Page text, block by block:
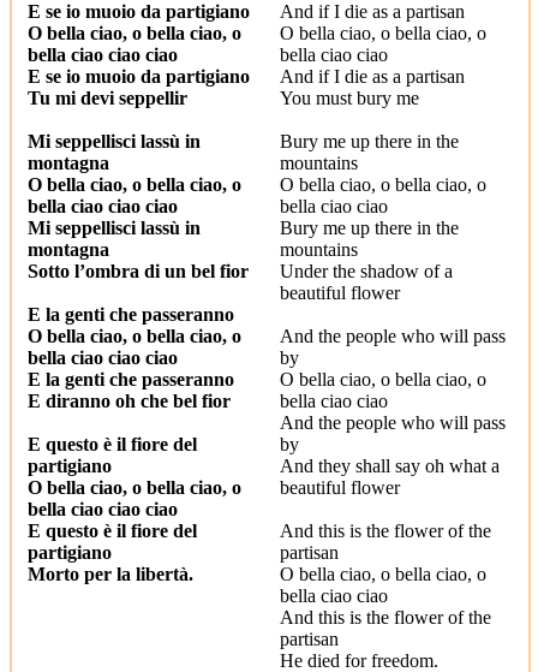
E se io muoio da partigiano
O bella ciao, o bella ciao, o
bella ciao ciao ciao
E se io muoio da partigiano
Tu mi devi seppellir
Mi seppellisci lassù in
montagna
O bella ciao, o bella ciao, o
bella ciao ciao ciao
Mi seppellisci lassù in
montagna
Sotto l’ombra di un bel fior
E la genti che passeranno
O bella ciao, o bella ciao, o
bella ciao ciao ciao
E la genti che passeranno
E diranno oh che bel fior
E questo è il fiore del
partigiano
O bella ciao, o bella ciao, o
bella ciao ciao ciao
E questo è il fiore del
partigiano
Morto per la libertà.
And if I die as a partisan
O bella ciao, o bella ciao, o
bella ciao ciao
And if I die as a partisan
You must bury me
Bury me up there in the
mountains
O bella ciao, o bella ciao, o
bella ciao ciao
Bury me up there in the
mountains
Under the shadow of a
beautiful flower
And the people who will pass
by
O bella ciao, o bella ciao, o
bella ciao ciao
And the people who will pass
by
And they shall say oh what a
beautiful flower
And this is the flower of the
partisan
O bella ciao, o bella ciao, o
bella ciao ciao
And this is the flower of the
partisan
He died for freedom.